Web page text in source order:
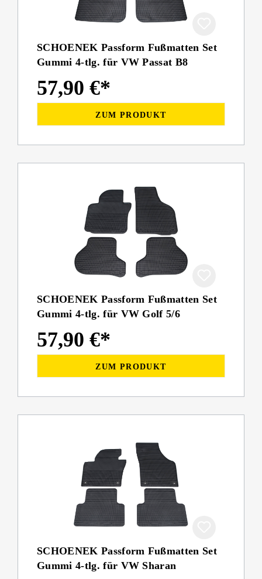
SCHOENEK Passform Fußmatten Set
Gummi 4-tlg. für VW Passat B8
57,90 €*
ZUM PRODUKT
SCHOENEK Passform Fußmatten Set
Gummi 4-tlg. für VW Golf 5/6
57,90 €*
ZUM PRODUKT
SCHOENEK Passform Fußmatten Set
Gummi 4-tlg. für VW Sharan